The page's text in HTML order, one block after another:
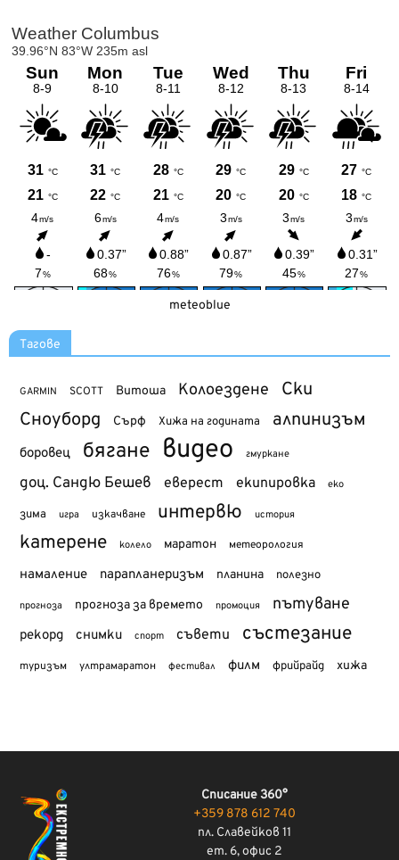
meteoblue
Тагове
GARMIN SCOTT Витоша Колоездене Ски
Сноуборд Сърф Хижа на годината алпинизъм
боровец бягане видео гмуркане
доц. Сандю Бешев еверест екипировка еко
зима игра изкачване интервю история
катерене колело маратон метеорология
намаление парапланеризъм планина полезно
прогноза прогноза за времето промоция пътуване
рекорд снимки спорт съвети състезание
туризъм ултрамаратон фестивал филм фрийрайд хижа
Списание 360°
+359 878 612 740
пл. Славейков 11
ет. 6, офис 2